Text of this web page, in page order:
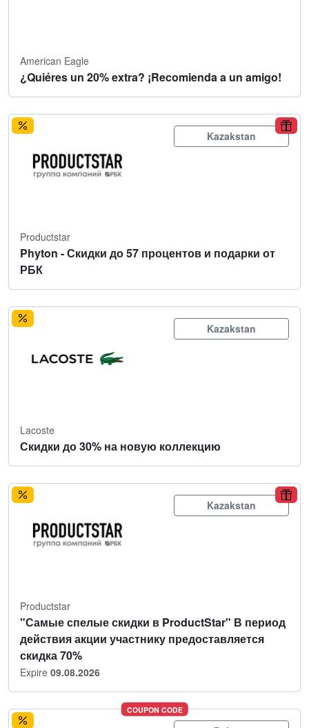
American Eagle
¿Quiéres un 20% extra? ¡Recomienda a un amigo!
Kazakstan
Productstar
Phyton - Скидки до 57 процентов и подарки от
РБК
Kazakstan
Lacoste
Скидки до 30% на новую коллекцию
Kazakstan
Productstar
"Самые спелые скидки в ProductStar" В период
действия акции участнику предоставляется
скидка 70%
Expire 09.08.2026
COUPON CODE